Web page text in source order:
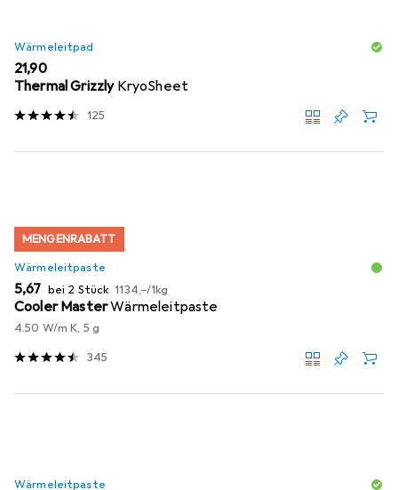
Wärmeleitpad
EUR
21,90
Thermal Grizzly KryoSheet
125
MENGENRABATT
Wärmeleitpaste
EUR
5,67 bei 2 Stück EUR
1134,–/1kg
Cooler MasterWärmeleitpaste
4.50 W/m K, 5 g
345
Wärmeleitpaste